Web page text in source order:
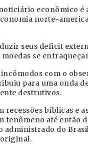
econômico é
norte-
seus deficit
se
com o
para uma onda
destrutivos.
recessões bíblicas e
fenômeno até então
administrado do